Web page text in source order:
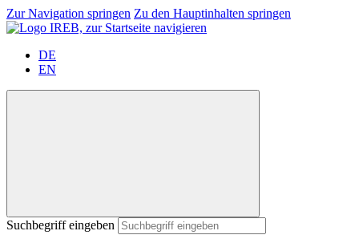
Zur Navigation springen Zu den Hauptinhalten springen
DE
EN
Suchbegriff eingeben